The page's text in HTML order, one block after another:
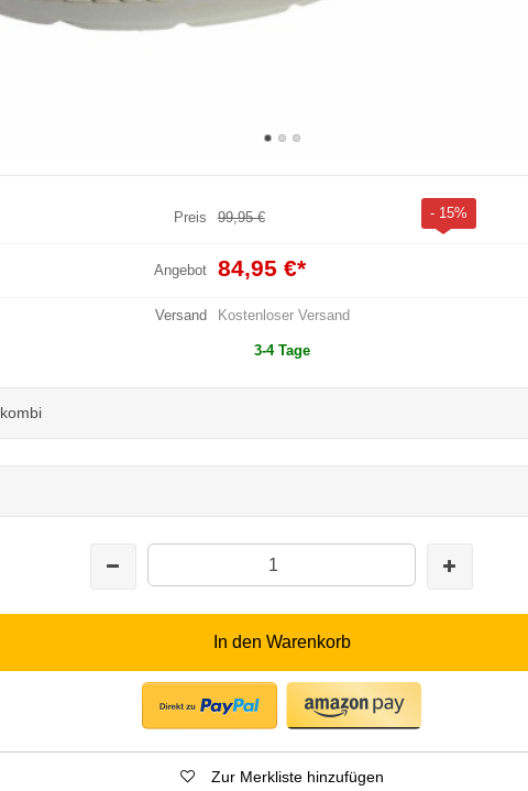
Preis 99,95 € - 15%
Angebot 84,95 €*
Versand Kostenloser Versand
3-4 Tage
In den Warenkorb
Zur Merkliste hinzufügen